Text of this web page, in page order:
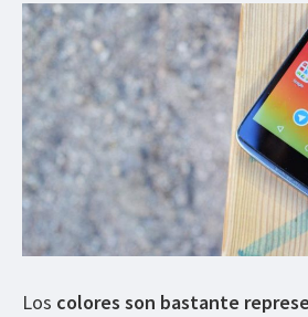
Los colores son bastante